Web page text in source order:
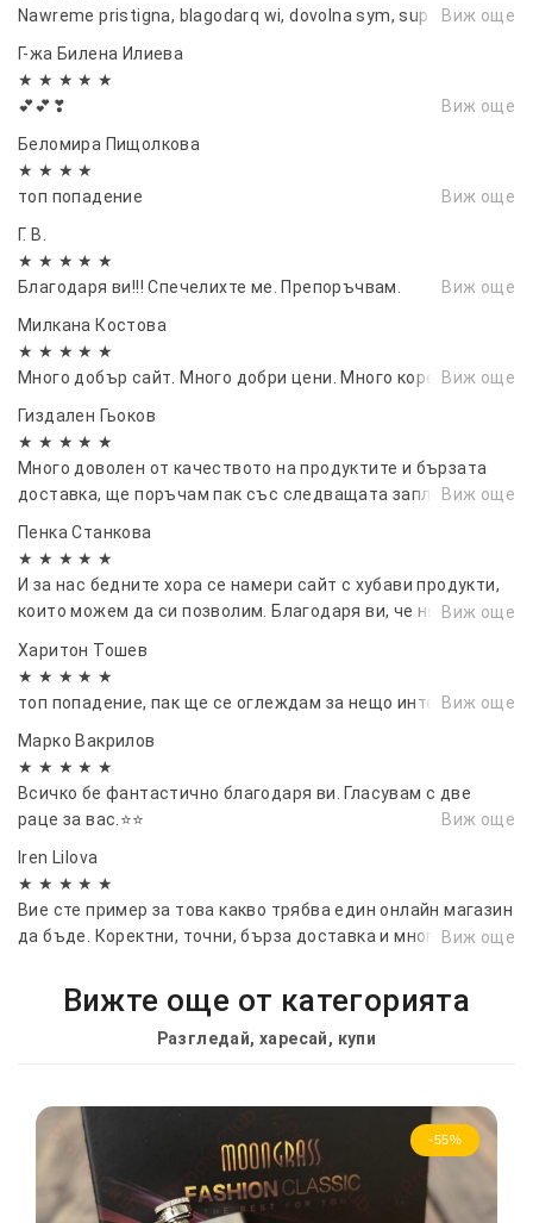
Nawreme pristigna, blagodarq wi, dovolna sym, super eВиж още
Г-жа Билена Илиева
★ ★ ★ ★ ★
💕💕❣
Виж още
Беломира Пищолкова
★ ★ ★ ★
топ попадение
Виж още
Г. В.
★ ★ ★ ★ ★
Благодаря ви!!! Спечелихте ме. Препоръчвам.
Виж още
Милкана Костова
★ ★ ★ ★ ★
Много добър сайт. Много добри цени. Много коректни.Виж още
Гиздален Гьоков
★ ★ ★ ★ ★
Много доволен от качеството на продуктите и бързата
доставка, ще поръчам пак със следващата заплата😂🤩
Виж още
Пенка Станкова
★ ★ ★ ★ ★
И за нас бедните хора се намери сайт с хубави продукти,
които можем да си позволим. Благодаря ви, че някоиВиж още
Харитон Тошев
★ ★ ★ ★ ★
топ попадение, пак ще се оглеждам за нещо интересно
Виж още
Марко Вакрилов
★ ★ ★ ★ ★
Всичко бе фантастично благодаря ви. Гласувам с две
раце за вас.⭐⭐
Виж още
Iren Lilova
★ ★ ★ ★ ★
Вие сте пример за това какво трябва един онлайн магазин
да бъде. Коректни, точни, бърза доставка и многоВиж още
Вижте още от категорията
Разгледай, харесай, купи
-55%